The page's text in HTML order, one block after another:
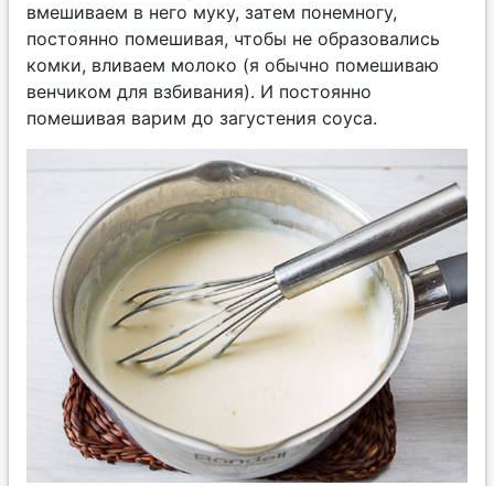
вмешиваем в него муку, затем понемногу,
постоянно помешивая, чтобы не образовались
комки, вливаем молоко (я обычно помешиваю
венчиком для взбивания). И постоянно
помешивая варим до загустения соуса.